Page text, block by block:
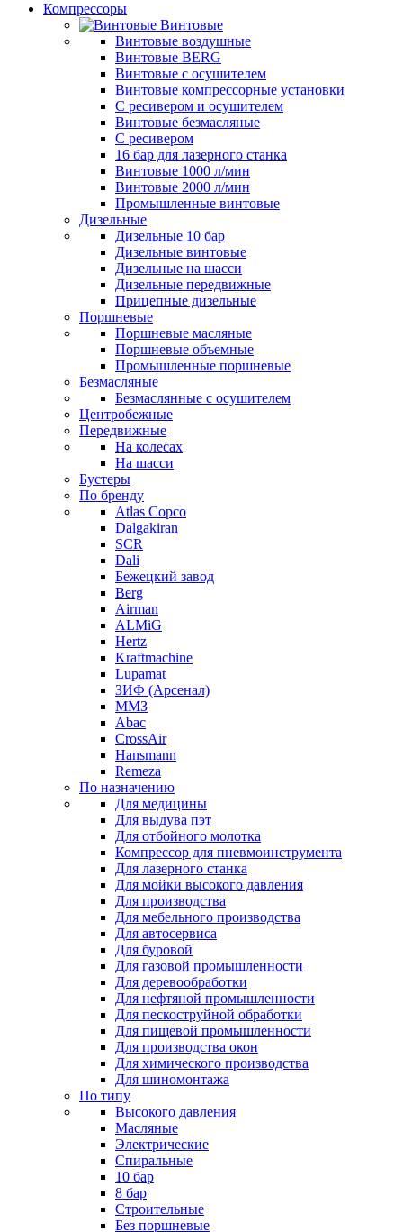
Компрессоры
Винтовые
Винтовые воздушные
Винтовые BERG
Винтовые с осушителем
Винтовые компрессорные установки
C ресивером и осушителем
Винтовые безмасляные
C ресивером
16 бар для лазерного станка
Винтовые 1000 л/мин
Винтовые 2000 л/мин
Промышленные винтовые
Дизельные
Дизельные 10 бар
Дизельные винтовые
Дизельные на шасси
Дизельные передвижные
Прицепные дизельные
Поршневые
Поршневые масляные
Поршневые объемные
Промышленные поршневые
Безмасляные
Безмаслянные с осушителем
Центробежные
Передвижные
На колесах
На шасси
Бустеры
По бренду
Atlas Copco
Dalgakiran
SCR
Dali
Бежецкий завод
Berg
Airman
ALMiG
Hertz
Kraftmachine
Lupamat
ЗИФ (Арсенал)
ММЗ
Abac
CrossAir
Hansmann
Remeza
По назначению
Для медицины
Для выдува пэт
Для отбойного молотка
Компрессор для пневмоинструмента
Для лазерного станка
Для мойки высокого давления
Для производства
Для мебельного производства
Для автосервиса
Для буровой
Для газовой промышленности
Для деревообработки
Для нефтяной промышленности
Для пескоструйной обработки
Для пищевой промышленности
Для производства окон
Для химического производства
Для шиномонтажа
По типу
Высокого давления
Масляные
Электрические
Спиральные
10 бар
8 бар
Cтроительные
Без поршневые